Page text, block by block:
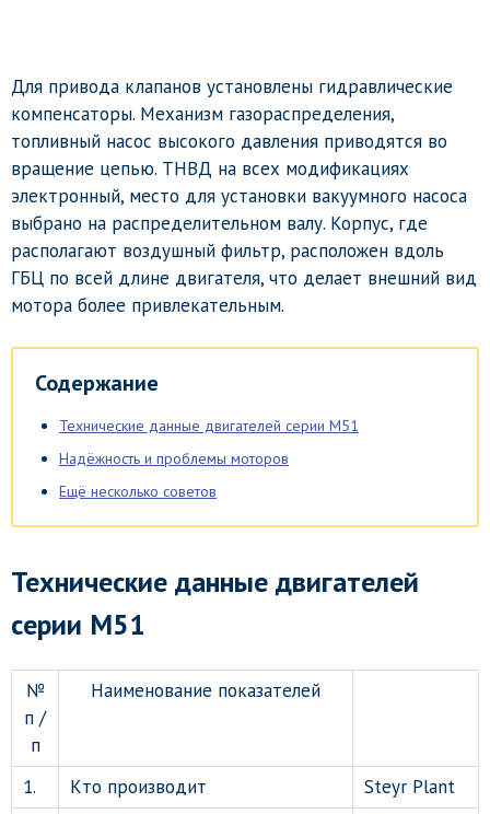
Для привода клапанов установлены гидравлические
компенсаторы. Механизм газораспределения,
топливный насос высокого давления приводятся во
вращение цепью. ТНВД на всех модификациях
электронный, место для установки вакуумного насоса
выбрано на распределительном валу. Корпус, где
располагают воздушный фильтр, расположен вдоль
ГБЦ по всей длине двигателя, что делает внешний вид
мотора более привлекательным.
Содержание
Технические данные двигателей серии М51
Надёжность и проблемы моторов
Ещё несколько советов
Технические данные двигателей
серии М51
№
п /
п
Наименование показателей
1. Кто производит
Steyr Plant